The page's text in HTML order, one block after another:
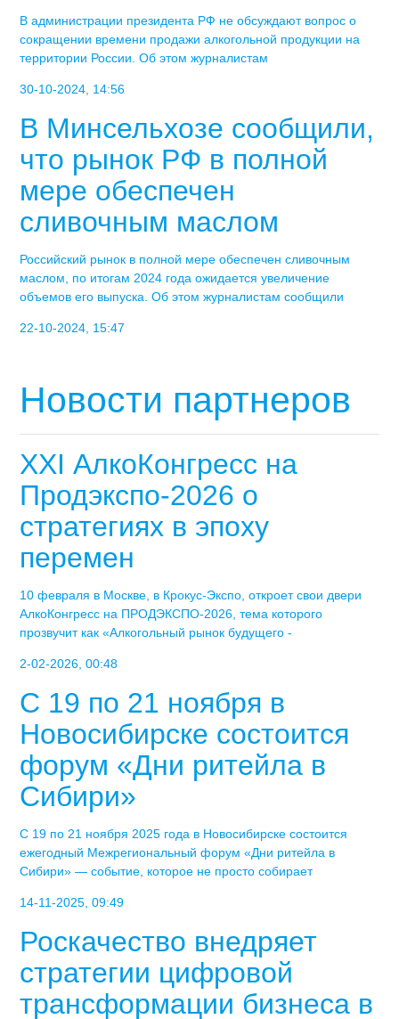
В администрации президента РФ не обсуждают вопрос о
сокращении времени продажи алкогольной продукции на
территории России. Об этом журналистам
30-10-2024, 14:56
В Минсельхозе сообщили,
что рынок РФ в полной
мере обеспечен
сливочным маслом
Российский рынок в полной мере обеспечен сливочным
маслом, по итогам 2024 года ожидается увеличение
объемов его выпуска. Об этом журналистам сообщили
22-10-2024, 15:47
Новости партнеров
XXI АлкоКонгресс на
Продэкспо-2026 о
стратегиях в эпоху
перемен
10 февраля в Москве, в Крокус-Экспо, откроет свои двери
АлкоКонгресс на ПРОДЭКСПО-2026, тема которого
прозвучит как «Алкогольный рынок будущего -
2-02-2026, 00:48
С 19 по 21 ноября в
Новосибирске состоится
форум «Дни ритейла в
Сибири»
С 19 по 21 ноября 2025 года в Новосибирске состоится
ежегодный Межрегиональный форум «Дни ритейла в
Сибири» — событие, которое не просто собирает
14-11-2025, 09:49
Роскачество внедряет
стратегии цифровой
трансформации бизнеса в